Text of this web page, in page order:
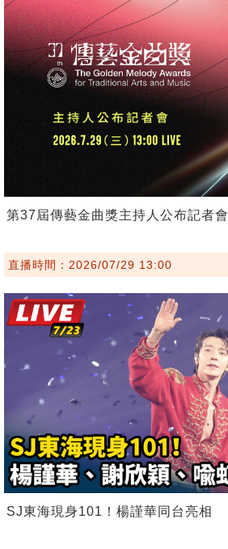
第37屆傳藝金曲獎主持人公布記者會
直播時間：2026/07/29 13:00
SJ東海現身101！楊謹華同台亮相